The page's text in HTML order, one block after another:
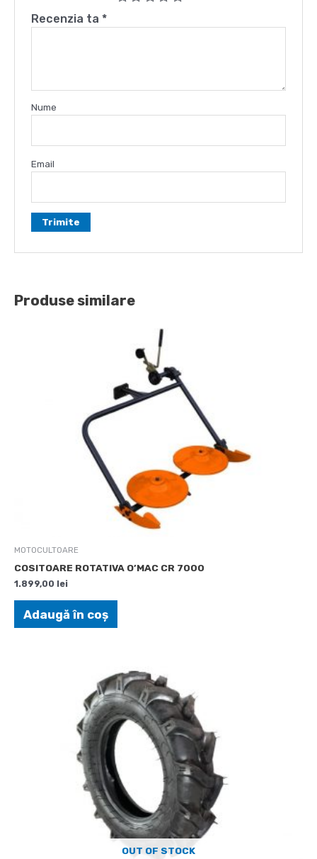
Recenzia ta *
Nume
Email
Produse similare
MOTOCULTOARE
COSITOARE ROTATIVA O’MAC CR 7000
1.899,00 lei
Adaugă în coș
OUT OF STOCK